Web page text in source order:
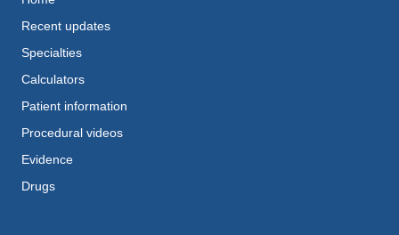
Recent updates
Specialties
Calculators
Patient information
Procedural videos
Evidence
Drugs